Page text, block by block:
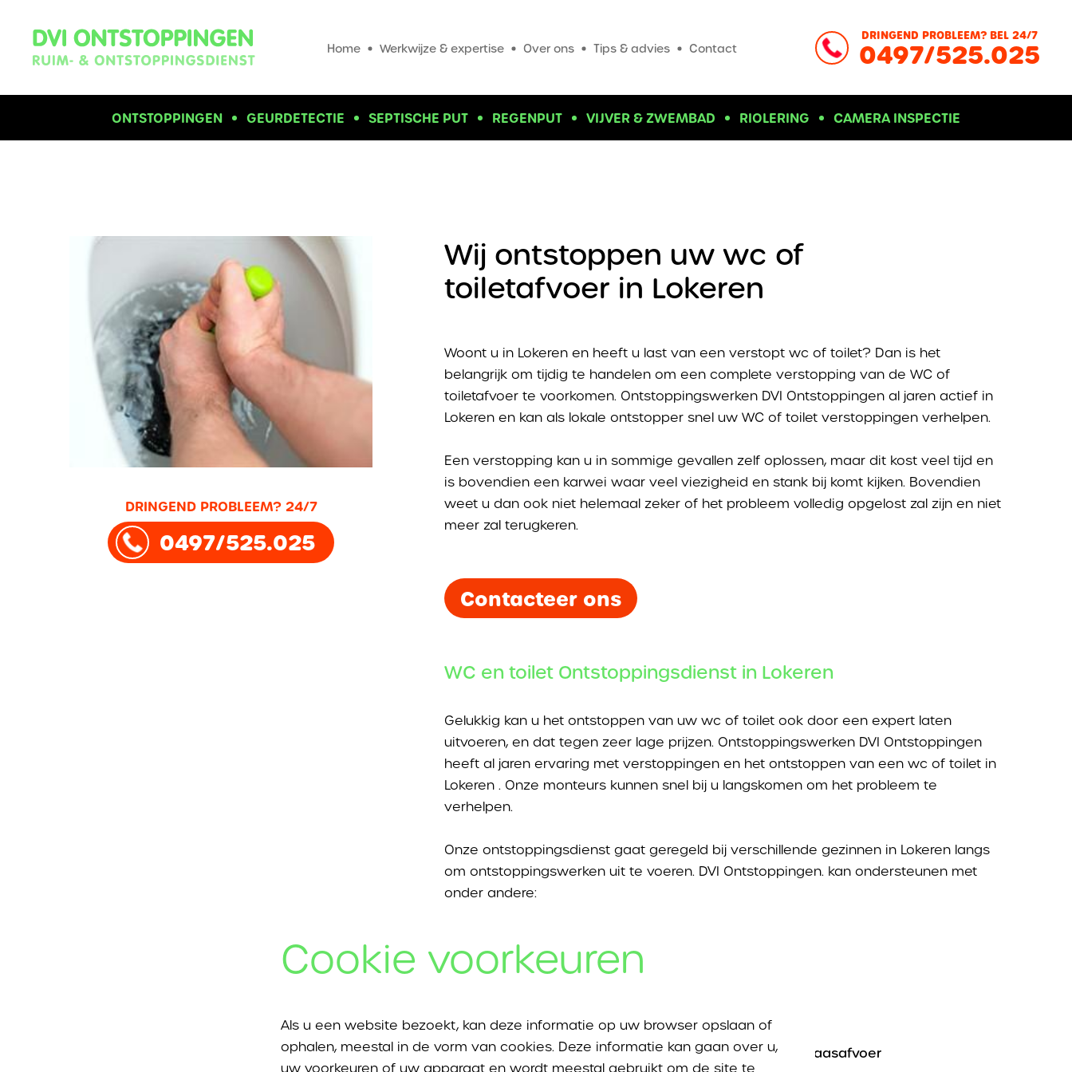
Home Werkwijze & expertise Over ons Tips & advies Contact
DRINGEND PROBLEEM? BEL 24/7
0497/525.025
ONTSTOPPINGEN GEURDETECTIE SEPTISCHE PUT REGENPUT VIJVER & ZWEMBAD RIOLERING CAMERA INSPECTIE
DRINGEND PROBLEEM? 24/7
0497/525.025
Wij ontstoppen uw wc of
toiletafvoer in Lokeren
Woont u in Lokeren en heeft u last van een verstopt wc of toilet? Dan is het
belangrijk om tijdig te handelen om een complete verstopping van de WC of
toiletafvoer te voorkomen. Ontstoppingswerken DVI Ontstoppingen al jaren actief in
Lokeren en kan als lokale ontstopper snel uw WC of toilet verstoppingen verhelpen.
Een verstopping kan u in sommige gevallen zelf oplossen, maar dit kost veel tijd en
is bovendien een karwei waar veel viezigheid en stank bij komt kijken. Bovendien
weet u dan ook niet helemaal zeker of het probleem volledig opgelost zal zijn en niet
meer zal terugkeren.
Contacteer ons
WC en toilet Ontstoppingsdienst in Lokeren
Gelukkig kan u het ontstoppen van uw wc of toilet ook door een expert laten
uitvoeren, en dat tegen zeer lage prijzen. Ontstoppingswerken DVI Ontstoppingen
heeft al jaren ervaring met verstoppingen en het ontstoppen van een wc of toilet in
Lokeren . Onze monteurs kunnen snel bij u langskomen om het probleem te
verhelpen.
Onze ontstoppingsdienst gaat geregeld bij verschillende gezinnen in Lokeren langs
om ontstoppingswerken uit te voeren. DVI Ontstoppingen. kan ondersteunen met
onder andere:
ontstoppen vanWC
ontstoppen van afwasbak, keukenen vatwaasafvoer
Cookie voorkeuren
Als u een website bezoekt, kan deze informatie op uw browser opslaan of
ophalen, meestal in de vorm van cookies. Deze informatie kan gaan over u,
uw voorkeuren of uw apparaat en wordt meestal gebruikt om de site te